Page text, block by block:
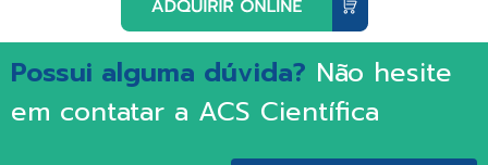
Possui alguma dúvida? Não hesite
em contatar a ACS Científica